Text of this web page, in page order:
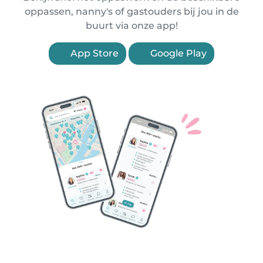
oppassen, nanny's of gastouders bij jou in de
buurt via onze app!
App Store Google Play